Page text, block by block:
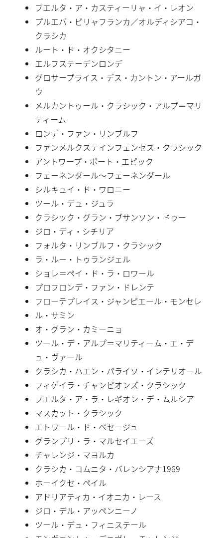
ブエルタ・ア・カスティーリャ・イ・レオン
プルエバ・ビリャフランカ／オルディシアコ・
クラシカ
ルート・ド・オクシタニー
エルフステーデンロンデ
グロサープライス・デス・カントン・アールガ
ウ
メルカントゥール・クラシック・アルプ＝マリ
ティーム
ロンデ・ファン・リンブルフ
ファンメルクステインフェンセス・クラシック
アントワープ・ポート・エピック
フェーネンダール〜フェーネンダール
シルキュイ・ド・ワロニー
ツール・デュ・ジュラ
クラシック・グラン・ブサンソン・ドゥー
ジロ・ディ・シチリア
フォルタ・リンブルフ・クラシック
ラ・ルー・トゥランジェル
ショレ＝ペイ・ド・ラ・ロワール
プロフロンデ・ファン・ドレンテ
フローテプレイス・ジャンピエール・モンセレ
ル・サミン
オ・グラン・カミーニョ
ツール・デ・アルプ＝マリティーム・エ・デ
ュ・ヴァール
クラシカ・ハエン・パライソ・インテリオール
フィゲイラ・チャンピオンズ・クラシック
ブエルタ・ア・ラ・レギオン・デ・ムルシア
マスカット・クラシック
エトワール・ド・ベセージュ
グランプリ・ラ・マルセイエーズ
チャレンジ・マヨルカ
クラシカ・コムニタ・バレンシアナ1969
ホーイクセ・ペイル
アドリアティカ・イオニカ・レース
ジロ・デル・アッペンニーノ
ツール・デュ・フィニステール